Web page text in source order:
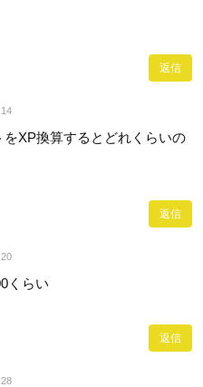
返信
XP換算するとどれくらいの
返信
くらい
返信